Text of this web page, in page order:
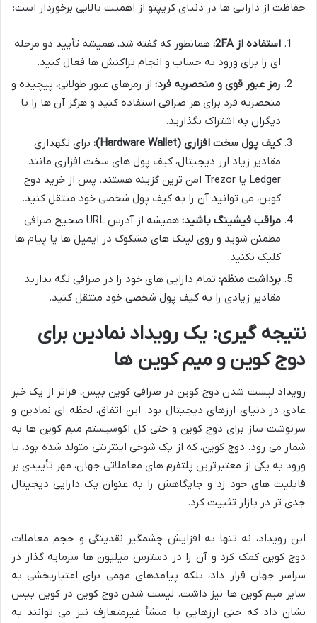
حفاظت از دارایی ها در دنیای کریپتو از اهمیت بالایی برخوردار است:
استفاده از 2FA:
همانطور که گفته شد، همیشه تأیید دو مرحله
ای را برای ورود به حساب و انجام تراکنش ها فعال کنید.
رمز عبور قوی و منحصربه فرد: از رمزهای عبور طولانی، پیچیده و
منحصربه فرد برای هر صرافی استفاده کنید و هرگز آن ها را با
دیگران به اشتراک نگذارید.
کیف پول سخت افزاری (Hardware Wallet):
برای نگهداری
مقادیر زیاد ارز دیجیتال، کیف پول های سخت افزاری مانند
Ledger یا Trezor امن ترین گزینه هستند. پس از خرید دوج
کوین، می توانید آن را به کیف پول شخصی خود منتقل کنید.
مراقب فیشینگ باشید:
همیشه از آدرس URL صحیح صرافی
مطمئن شوید و روی لینک های مشکوک در ایمیل ها یا پیام ها
کلیک نکنید.
برداشت منظم: تمام دارایی های خود را در صرافی نگه ندارید.
مقادیر زیادی را به کیف پول شخصی خود منتقل کنید.
نتیجه گیری: یک رویداد نمادین برای
دوج کوین و میم کوین ها
رویداد لیست شدن دوج کوین در صرافی کوین بیس، فراتر از یک خبر
عادی در دنیای ارزهای دیجیتال بود. این اتفاق، لحظه ای نمادین و
سرنوشت ساز برای دوج کوین و حتی کل اکوسیستم میم کوین ها به
شمار می رود. دوج کوین، که از یک شوخی اینترنتی متولد شده بود، با
ورود به یکی از معتبرترین پلتفرم های معاملاتی جهان، مهر تأییدی بر
قابلیت های خود زد و جایگاهش را به عنوان یک دارایی دیجیتال
جدی تر در بازار تثبیت کرد.
این رویداد، نه تنها به افزایش چشمگیر نقدینگی و حجم معاملات
دوج کوین کمک کرد و آن را در دسترس میلیون ها سرمایه گذار در
سراسر جهان قرار داد، بلکه پیامدهای مهمی برای اعتباربخشی به
سایر میم کوین ها نیز داشت. لیست شدن دوج کوین در کوین بیس
نشان داد که حتی ارزهایی با منشأ غیرمتعارف نیز می توانند به